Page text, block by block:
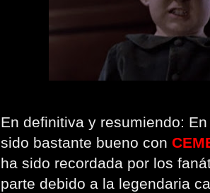
En definitiva y resumiendo:
sido bastante bueno con
ha sido recordada por los
parte debido a la legendaria